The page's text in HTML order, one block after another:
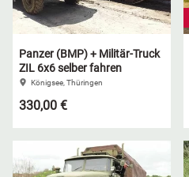
Panzer (BMP) + Militär-Truck
ZIL 6x6 selber fahren
Königsee, Thüringen
330,00 €